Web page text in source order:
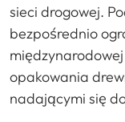
sieci drogowej.
bezpośrednio
opakowania
nadającymi się